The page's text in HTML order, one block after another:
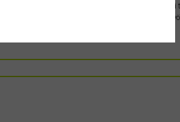
navetat, tallit jne. plussaa. Kaikenkuntoisia
mutta päälisin puolin laittoa vaativa kohde.